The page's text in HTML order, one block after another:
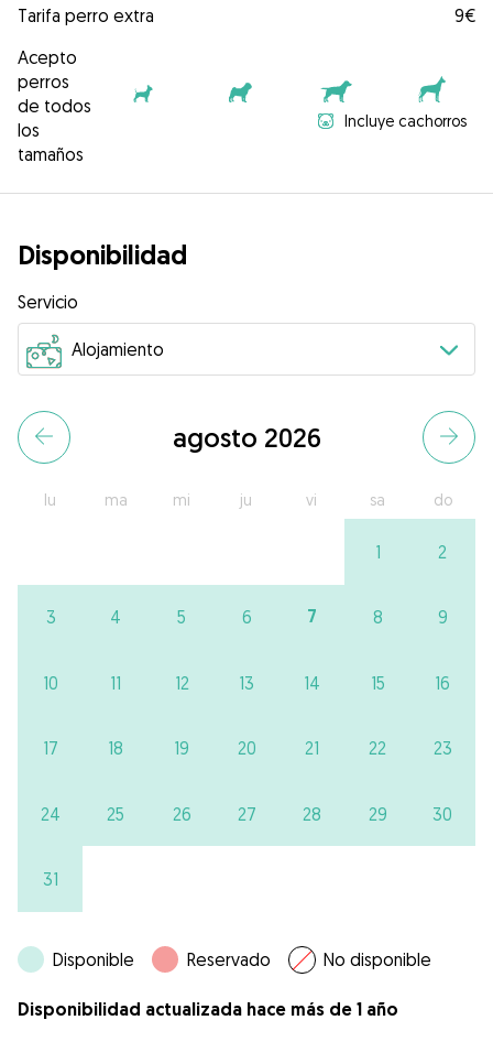
Tarifa perro extra
9€
Acepto
perros
de todos
los
tamaños
Incluye cachorros
Disponibilidad
Servicio
agosto 2026
lu ma mi ju vi sa do
1 2
3 4 5 6 7 8 9
10 11 12 13 14 15 16
17 18 19 20 21 22 23
24 25 26 27 28 29 30
31
Disponible Reservado No disponible
Disponibilidad actualizada hace más de 1 año